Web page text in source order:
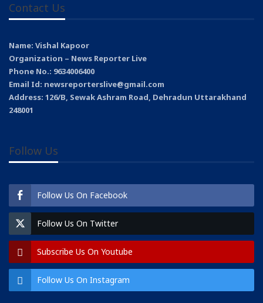
Contact Us
Name: Vishal Kapoor
Organization – News Reporter Live
Phone No.: 9634006400
Email Id: newsreporterslive@gmail.com
Address: 126/B, Sewak Ashram Road, Dehradun Uttarakhand
248001
Follow Us
Follow Us On Facebook
Follow Us On Twitter
Subscribe Us On Youtube
Follow Us On Instagram